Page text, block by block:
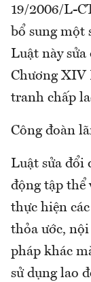
19/2006/L-
bổ sung một
Luật này sửa
Chương XIV
tranh chấp
Công đoàn
Luật sửa đổi
động tập thể
thực hiện
thỏa ước,
pháp khác
sử dụng lao